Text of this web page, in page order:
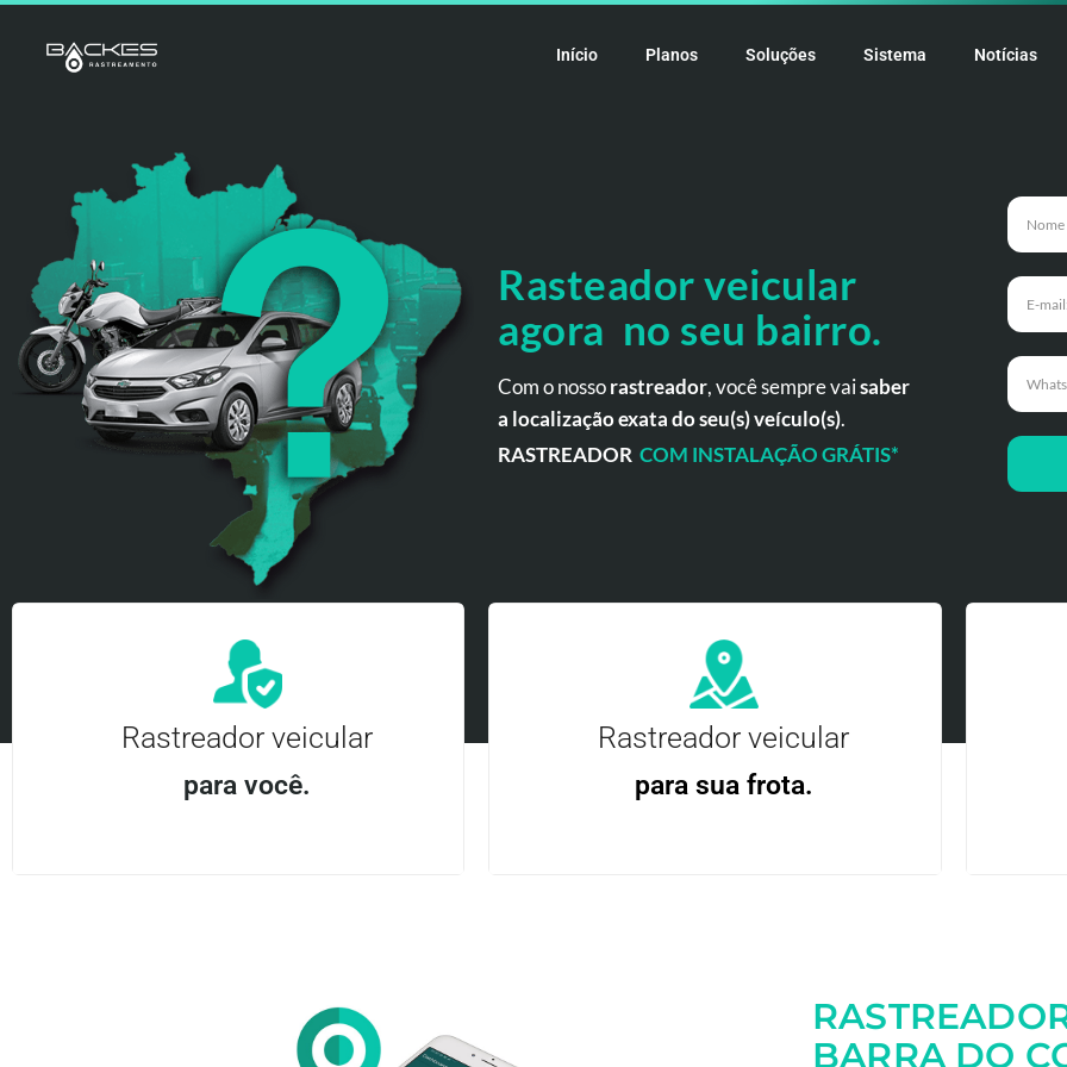
Início Planos Soluções Sistema Notícias
Rasteador veicular
agora no seu bairro.
Com o nossorastreador, você sempre vaisaber
a localização exata do seu(s) veículo(s).
RASTREADOR COM INSTALAÇÃO GRÁTIS*
Rastreador veicular
para você.
Entre em contato
Rastreador veicular
para sua frota.
BARRA DO